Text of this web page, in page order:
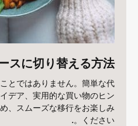
スに切り替える方法
とではありません。簡単な代
デア、実用的な買い物のヒン
、スムーズな移行をお楽しみ
ください。.